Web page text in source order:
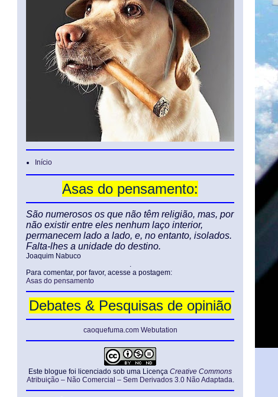
Início
Asas do pensamento:
São numerosos os que não têm religião, mas, por
não existir entre eles nenhum laço interior,
permanecem lado a lado, e, no entanto, isolados.
Falta-lhes a unidade do destino.
Joaquim Nabuco
.
Para comentar, por favor, acesse a postagem:
Asas do pensamento
Debates & Pesquisas de opinião
caoquefuma.com Webutation
Este blogue foi licenciado sob uma Licença Creative Commons
Atribuição – Não Comercial – Sem Derivados 3.0 Não Adaptada.